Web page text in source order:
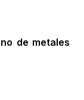
de metales